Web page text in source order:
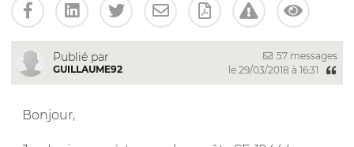
Publié par
GUILLAUME92
57 messages
le 29/03/2018 à 16:31
Bonjour,